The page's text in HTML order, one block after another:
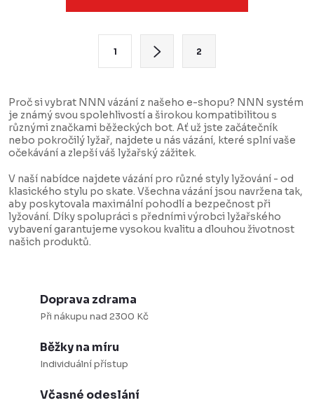
c
í
p
r
v
k
y
v
á
n
k
o
v
á
n
í
1 2
Proč si vybrat NNN vázání z našeho e-shopu? NNN systém
je známý svou spolehlivostí a širokou kompatibilitou s
různými značkami běžeckých bot. Ať už jste začátečník
nebo pokročilý lyžař, najdete u nás vázání, které splní vaše
očekávání a zlepší váš lyžařský zážitek.
V naší nabídce najdete vázání pro různé styly lyžování - od
klasického stylu po skate. Všechna vázání jsou navržena tak,
aby poskytovala maximální pohodlí a bezpečnost při
lyžování. Díky spolupráci s předními výrobci lyžařského
vybavení garantujeme vysokou kvalitu a dlouhou životnost
našich produktů.
Doprava zdrama
Při nákupu nad 2300 Kč
Běžky na míru
Individuální přístup
Včasné odeslání